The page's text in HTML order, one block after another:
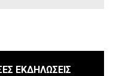
ΕΚΔΗΛΩΣΕΙΣ